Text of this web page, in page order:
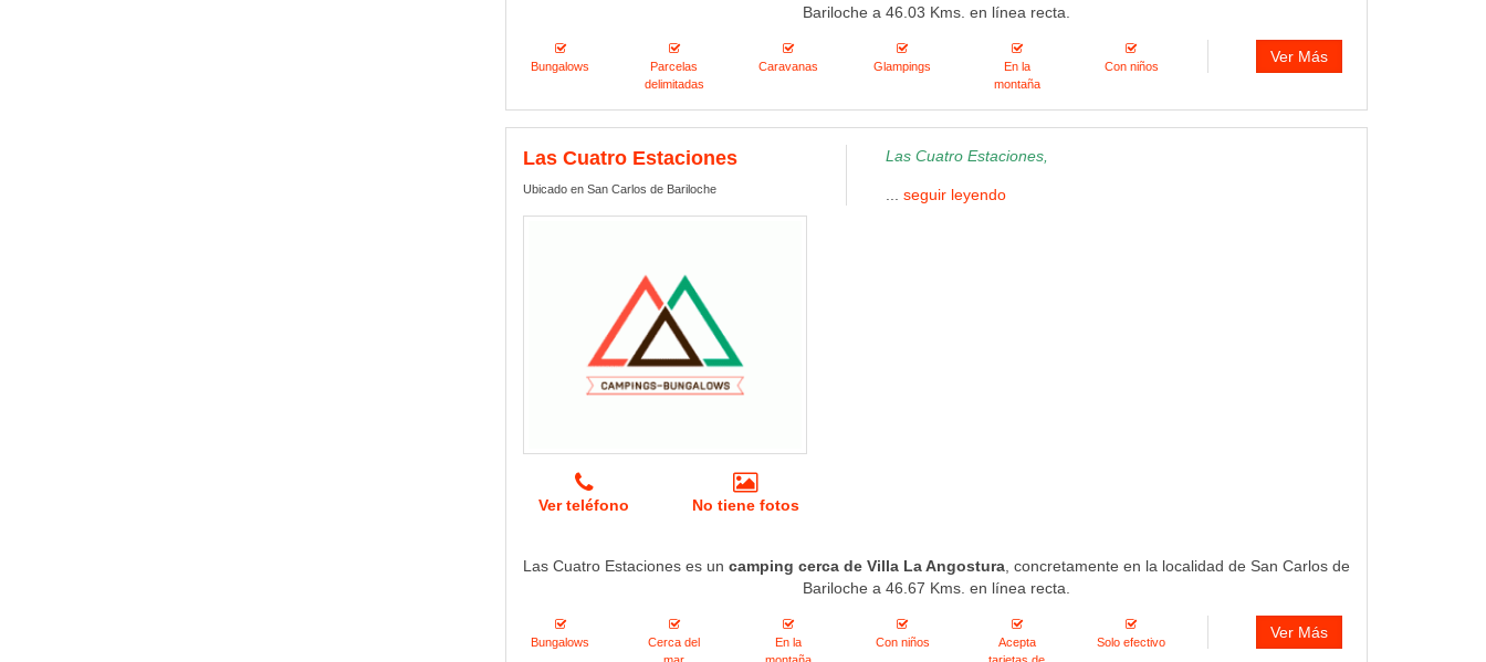
Bariloche a 46.03 Kms. en línea recta.
Bungalows
Parcelas
delimitadas
Caravanas Glampings
En la
montaña
Con niños
Ver Más
Las Cuatro Estaciones
Ubicado en San Carlos de Bariloche
Ver teléfono No tiene fotos
Las Cuatro Estaciones,
seguir leyendo
Las Cuatro Estaciones es un camping cerca de Villa La Angostura, concretamente en la localidad de San Carlos de
Bariloche a 46.67 Kms. en línea recta.
Bungalows
Cerca del
En la
Con niños
Acepta
Solo efectivo
Ver Más